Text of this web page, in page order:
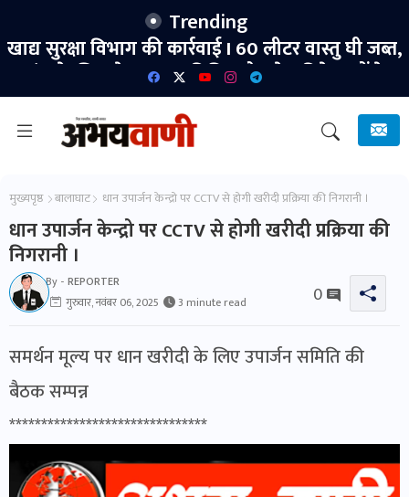
Trending
खाद्य सुरक्षा विभाग की कार्रवाई I 60 लीटर वास्तु घी जब्त,
जांच के लिए भेजा नमूना विभिन्न होलसेल विक्रेताओं के
प्रतिष्ठानों का किया गया निरीक्षण।
मुख्यपृष्ठ बालाघाट धान उपार्जन केन्द्रो पर CCTV से होगी खरीदी प्रक्रिया की निगरानी ।
धान उपार्जन केन्द्रो पर CCTV से होगी खरीदी प्रक्रिया की
निगरानी ।
By - REPORTER
गुरुवार, नवंबर 06, 2025
3 minute read 0
समर्थन मूल्य पर धान खरीदी के लिए उपार्जन समिति की
बैठक सम्पन्न
*******************************